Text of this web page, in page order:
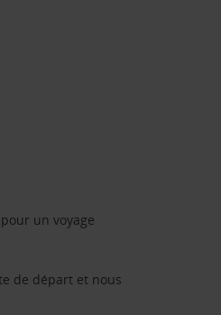
un voyage
de départ et nous